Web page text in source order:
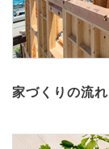
家づくりの流れ